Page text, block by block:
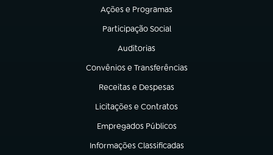
Ações e Programas
(abre em nova aba)
Participação Social
(abre em nova aba)
Auditorias
(abre em nova aba)
Convênios e Transferências
(abre em nova aba)
Receitas e Despesas
(abre em nova aba)
Licitações e Contratos
(abre em nova aba)
Empregados Públicos
(abre em nova aba)
Informações Classificadas
(abre em nova aba)